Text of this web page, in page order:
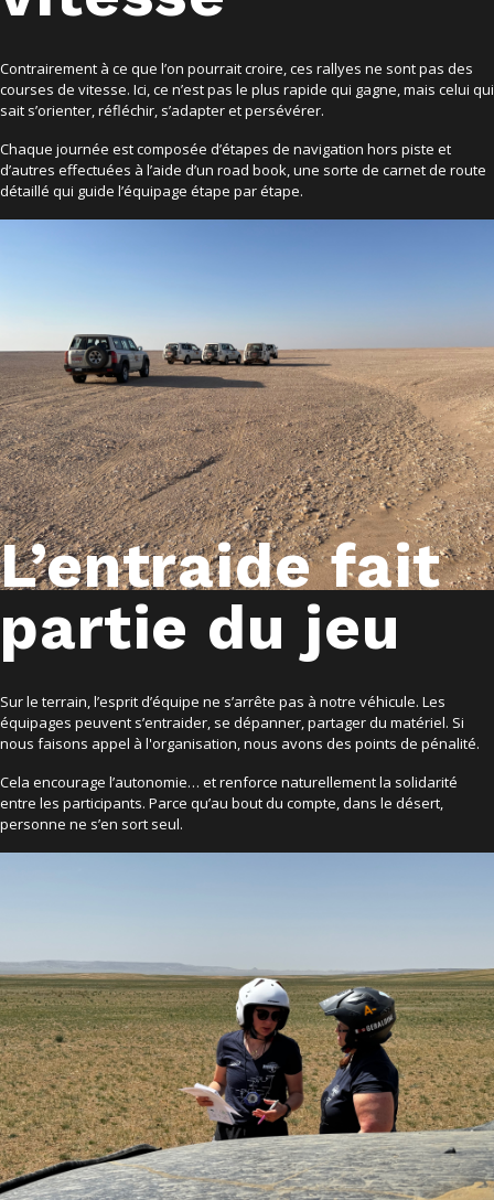
Contrairement à ce que l’on pourrait croire, ces rallyes ne sont pas des
courses de vitesse. Ici, ce n’est pas le plus rapide qui gagne, mais celui qui
sait s’orienter, réfléchir, s’adapter et persévérer.
Chaque journée est composée d’étapes de navigation hors piste et
d’autres effectuées à l’aide d’un road book, une sorte de carnet de route
détaillé qui guide l’équipage étape par étape.
L’entraide fait
partie du jeu
Sur le terrain, l’esprit d’équipe ne s’arrête pas à notre véhicule. Les
équipages peuvent s’entraider, se dépanner, partager du matériel. Si
nous faisons appel à l'organisation, nous avons des points de pénalité.
Cela encourage l’autonomie… et renforce naturellement la solidarité
entre les participants. Parce qu’au bout du compte, dans le désert,
personne ne s’en sort seul.